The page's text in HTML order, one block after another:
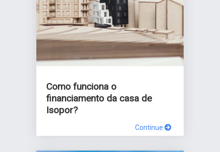
Como funciona o
financiamento da casa de
Isopor?
Continue